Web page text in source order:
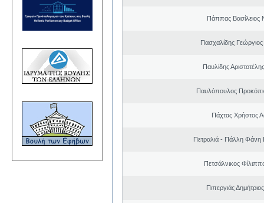
Πάππας Βασίλειος
Πασχαλίδης
Παυλίδης
Παυλόπουλος
Πάχτας Χρήστος
Πετραλιά - Πάλλη Φάνη
Πετσάλνικος
Πιπεργιάς